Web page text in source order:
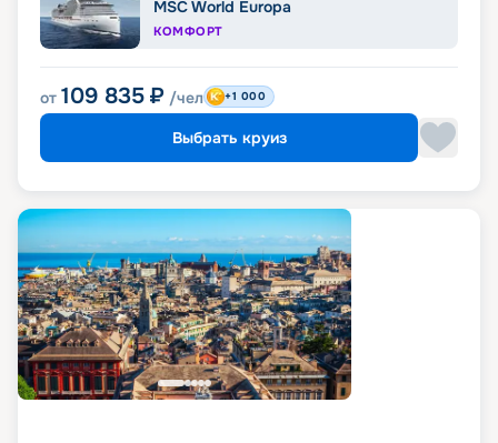
MSC World Europa
КОМФОРТ
от 109 835 ₽ /чел +1 000
Выбрать круиз